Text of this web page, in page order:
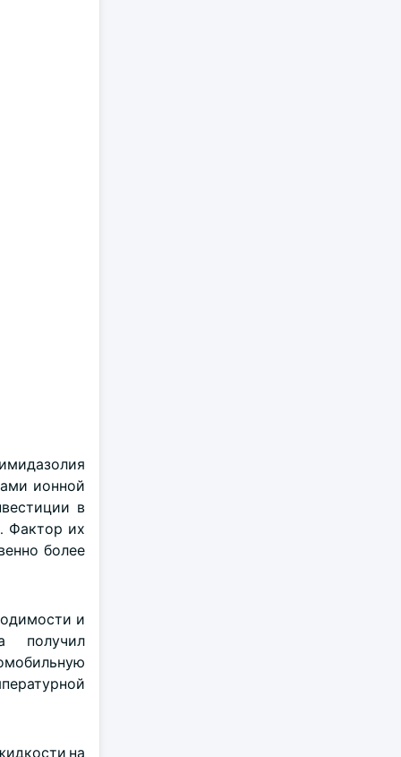
ионной
в
Фактор их
более
и
получил
на